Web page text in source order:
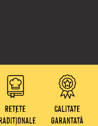
Rețete
Calitate
garantată